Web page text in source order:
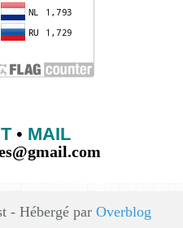
• MAIL
- Hébergé par Overblog